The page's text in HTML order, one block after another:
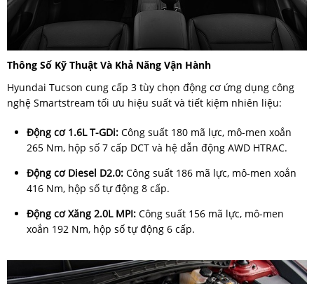
Thông Số Kỹ Thuật Và Khả Năng Vận Hành
Hyundai Tucson cung cấp 3 tùy chọn động cơ ứng dụng công
nghệ Smartstream tối ưu hiệu suất và tiết kiệm nhiên liệu:
Động cơ 1.6L T-GDi: Công suất 180 mã lực, mô-men xoắn
265 Nm, hộp số 7 cấp DCT và hệ dẫn động AWD HTRAC.
Động cơ Diesel D2.0: Công suất 186 mã lực, mô-men xoắn
416 Nm, hộp số tự động 8 cấp.
Động cơ Xăng 2.0L MPI: Công suất 156 mã lực, mô-men
xoắn 192 Nm, hộp số tự động 6 cấp.